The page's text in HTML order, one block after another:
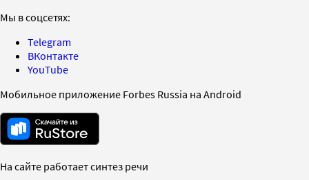
Мы в соцсетях:
Telegram
ВКонтакте
YouTube
Мобильное приложение Forbes Russia на Android
На сайте работает синтез речи